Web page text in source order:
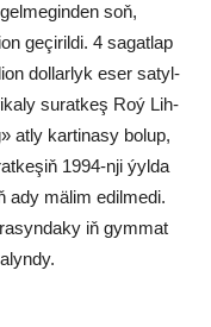
soň,
ge­çi­ril­di. 4 sa­gat­lap
dol­lar­lyk eser sa­tyl­
su­rat­keş Roý Lih­
at­ly kar­ti­na­sy bo­lup,
1994-nji ýyl­da
ady mä­lim edil­me­di.
iň gym­mat